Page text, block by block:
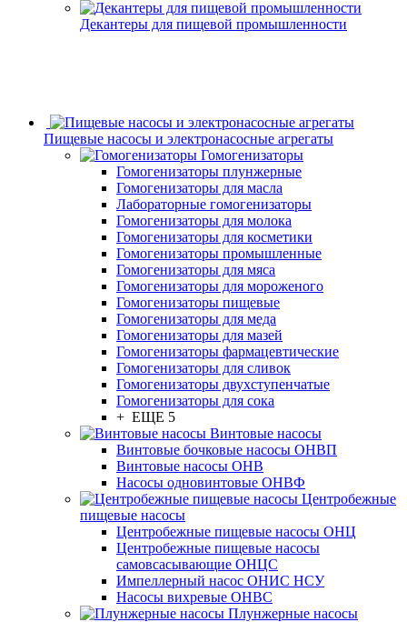
Декантеры для пищевой промышленности
Пищевые насосы и электронасосные агрегаты
Гомогенизаторы
Гомогенизаторы плунжерные
Гомогенизаторы для масла
Лабораторные гомогенизаторы
Гомогенизаторы для молока
Гомогенизаторы для косметики
Гомогенизаторы промышленные
Гомогенизаторы для мяса
Гомогенизаторы для мороженого
Гомогенизаторы пищевые
Гомогенизаторы для меда
Гомогенизаторы для мазей
Гомогенизаторы фармацевтические
Гомогенизаторы для сливок
Гомогенизаторы двухступенчатые
Гомогенизаторы для сока
+ ЕЩЕ 5
Винтовые насосы
Винтовые бочковые насосы ОНВП
Винтовые насосы ОНВ
Насосы одновинтовые ОНВФ
Центробежные
пищевые насосы
Центробежные пищевые насосы ОНЦ
Центробежные пищевые насосы
самовсасывающие ОНЦС
Импеллерный насос ОНИС НСУ
Насосы вихревые ОНВС
Плунжерные насосы